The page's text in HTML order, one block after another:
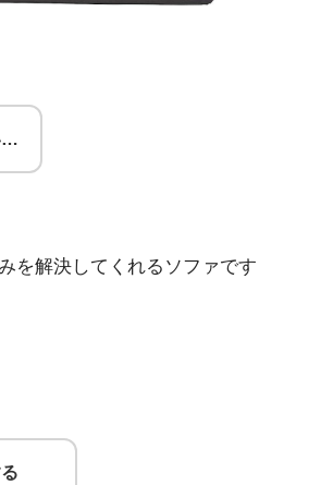
…
を解決してくれるソファです